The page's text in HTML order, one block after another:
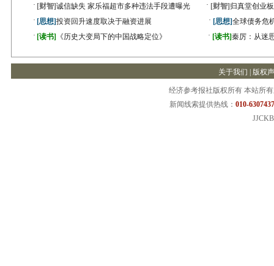
· [财智]诚信缺失 家乐福超市多种违法手段遭曝光 · [财智] 归真堂创业
· [思想]投资回升速度取决于融资进展 · [思想]全球债务危
· [读书] 《历史大变局下的中国战略定位》 · [读书]秦厉：从迷
关于我们 版权
经济参考报社版权所有 本站所
新闻线索提供热线： 010-